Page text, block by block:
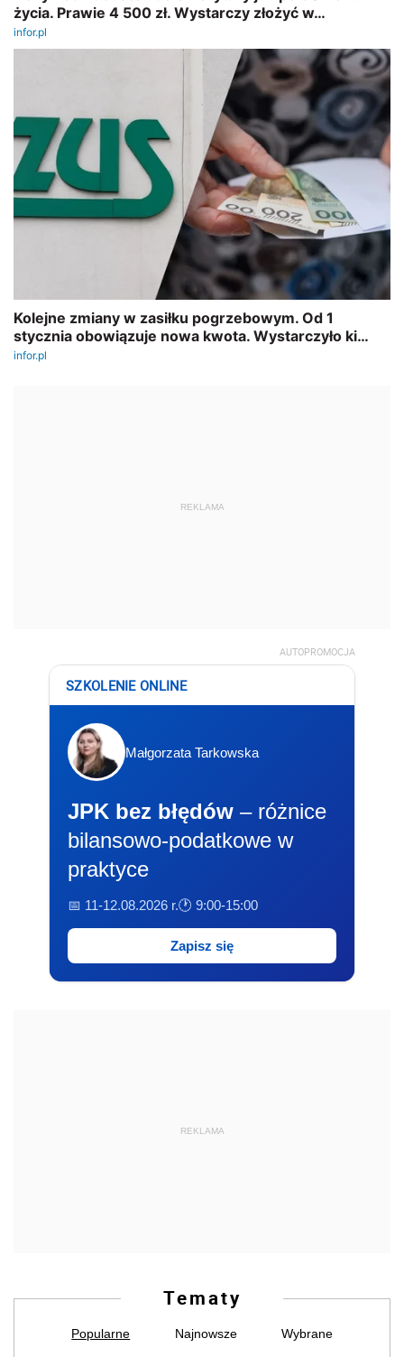
REKLAMA
AUTOPROMOCJA
SZKOLENIE ONLINE
Małgorzata Tarkowska
JPK bez błędów – różnice
bilansowo-podatkowe w
praktyce
📅 11-12.08.2026 r.🕐 9:00-15:00
Zapisz się
REKLAMA
Tematy
Popularne Najnowsze Wybrane